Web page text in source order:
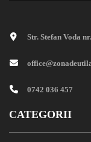
Str. Stefan Voda
0742 036 457
CATEGORII